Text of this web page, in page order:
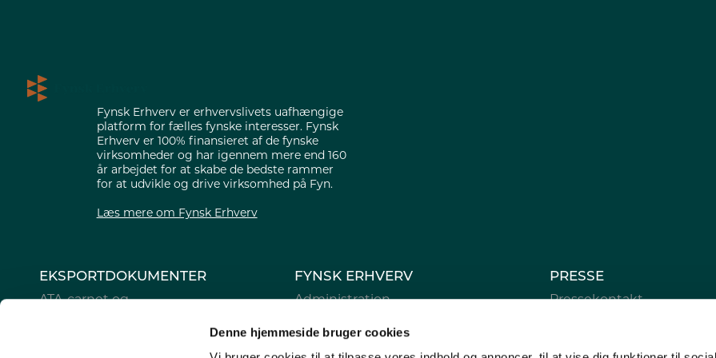
Denne hjemmeside bruger cookies
Fynsk Erhverv er erhvervslivets uafhængige
platform for fælles fynske interesser. Fynsk
Erhverv er 100% finansieret af de fynske
virksomheder og har igennem mere end 160
år arbejdet for at skabe de bedste rammer
for at udvikle og drive virksomhed på Fyn.
Læs mere om Fynsk Erhverv
EKSPORTDOKUMENTER
ATA-carnet og
Digitale eksportdokumenter
FYNSK ERHVERV
Administration
Generalforsamling
PRESSE
Pressekontakt